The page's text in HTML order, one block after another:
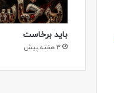
باید برخاست
3 هفته پیش